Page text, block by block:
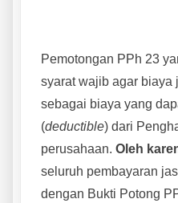
Pemotongan PPh 23
syarat wajib agar biaya
sebagai biaya yang
(deductible) dari
perusahaan. Oleh
seluruh pembayaran
dengan Bukti Potong